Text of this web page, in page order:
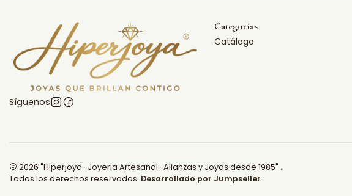
Síguenos
Categorías
Catálogo
2026 "Hiperjoya · Joyeria Artesanal · Alianzas y Joyas desde 1985" .
Todos los derechos reservados. Desarrollado por Jumpseller.